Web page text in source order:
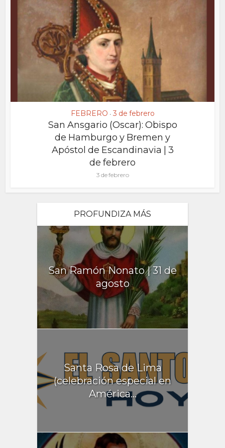
FEBRERO • 3 de febrero
San Ansgario (Oscar): Obispo
de Hamburgo y Bremen y
Apóstol de Escandinavia | 3
de febrero
3 de febrero
PROFUNDIZA MÁS
San Ramón Nonato | 31 de
agosto
Santa Rosa de Lima
(celebración especial en
América...